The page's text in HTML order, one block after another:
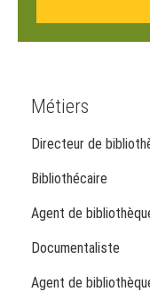
Métiers
Directeur de
Bibliothécaire
Agent de
Documentaliste
Agent de